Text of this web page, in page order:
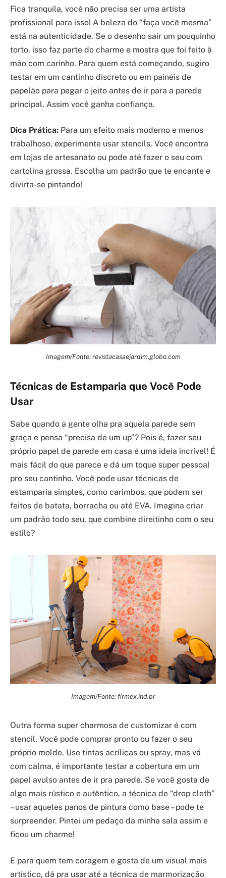
Fica tranquila, você não precisa ser uma artista
profissional para isso! A beleza do “faça você mesma”
está na autenticidade. Se o desenho sair um pouquinho
torto, isso faz parte do charme e mostra que foi feito à
mão com carinho. Para quem está começando, sugiro
testar em um cantinho discreto ou em painéis de
papelão para pegar o jeito antes de ir para a parede
principal. Assim você ganha confiança.
Dica Prática: Para um efeito mais moderno e menos
trabalhoso, experimente usar stencils. Você encontra
em lojas de artesanato ou pode até fazer o seu com
cartolina grossa. Escolha um padrão que te encante e
divirta-se pintando!
Imagem/Fonte: revistacasaejardim.globo.com
Técnicas de Estamparia que Você Pode
Usar
Sabe quando a gente olha pra aquela parede sem
graça e pensa “precisa de um up”? Pois é, fazer seu
próprio papel de parede em casa é uma ideia incrível! É
mais fácil do que parece e dá um toque super pessoal
pro seu cantinho. Você pode usar técnicas de
estamparia simples, como carimbos, que podem ser
feitos de batata, borracha ou até EVA. Imagina criar
um padrão todo seu, que combine direitinho com o seu
estilo?
Imagem/Fonte: firmex.ind.br
Outra forma super charmosa de customizar é com
stencil. Você pode comprar pronto ou fazer o seu
próprio molde. Use tintas acrílicas ou spray, mas vá
com calma, é importante testar a cobertura em um
papel avulso antes de ir pra parede. Se você gosta de
algo mais rústico e autêntico, a técnica de “drop cloth”
– usar aqueles panos de pintura como base – pode te
surpreender. Pintei um pedaço da minha sala assim e
ficou um charme!
E para quem tem coragem e gosta de um visual mais
artístico, dá pra usar até a técnica de marmorização